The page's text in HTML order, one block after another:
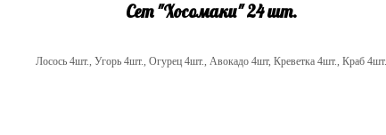
Сет "Хосомаки" 24 шт.
Лосось 4шт., Угорь 4шт., Огурец 4шт., Авокадо 4шт, Креветка 4шт., Краб 4шт.